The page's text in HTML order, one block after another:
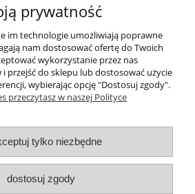
do koszyka
prywatność
im technologie umożliwiają poprawne
nam dostosować ofertę do Twoich
wykorzystanie przez nas
przejść do sklepu lub dostosować użycie
wybierając opcję "Dostosuj zgody".
przeczytasz w naszej Polityce
tylko niezbędne
dostosuj zgody